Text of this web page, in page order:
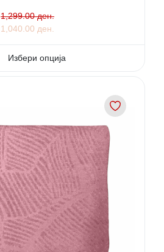
1,299.00 ден.
1,040.00 ден.
Избери опција